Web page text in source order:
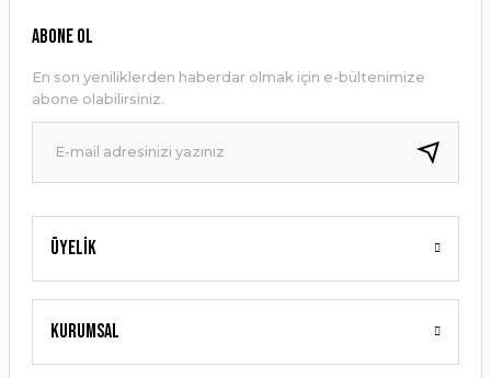
Ürün resmi kalitesiz, bozuk veya görüntülenemiyor.
Ürün bilgilerinde hatalar bulunuyor.
Ürün fiyatı diğer sitelerden daha pahalı.
Bu ürüne benzer farklı alternatifler olmalı.
Üyelik
Kurumsal
ABONE OL
En son yeniliklerden haberdar olmak için e-bültenimize
abone olabilirsiniz.